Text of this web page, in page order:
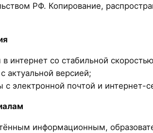
РФ. Копирование,
в интернет со стабильной
актуальной версией;
с электронной почтой и интернет-
информационным,